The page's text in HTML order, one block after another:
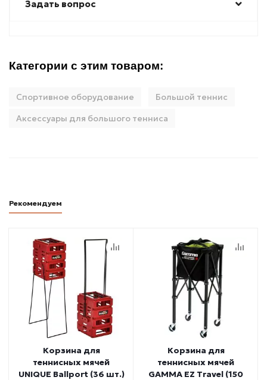
Задать вопрос
Категории с этим товаром:
Спортивное оборудование
Большой теннис
Аксессуары для большого тенниса
Рекомендуем
Корзина для
теннисных мячей
UNIQUE Ballport (36 шт.)
Корзина для
теннисных мячей
GAMMA EZ Travel (150